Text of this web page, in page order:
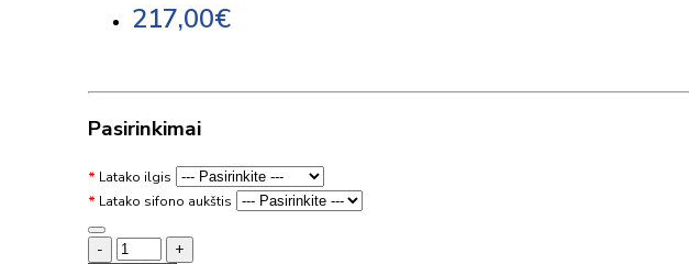
217,00€
Pasirinkimai
Latako ilgis
Latako sifono aukštis
-
+